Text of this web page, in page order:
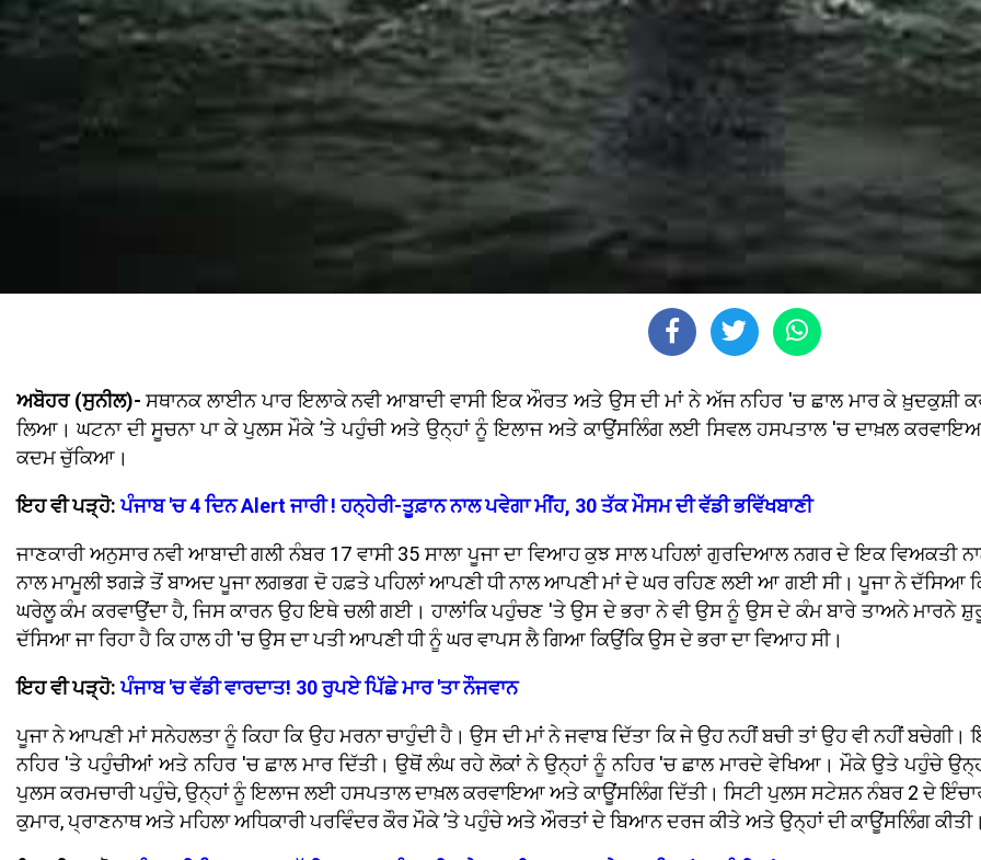
ਅਬੋਹਰ (ਸੁਨੀਲ)-ਸਥਾਨਕ ਲਾਈਨ ਪਾਰ ਇਲਾਕੇ ਨਵੀ ਆਬਾਦੀ ਵਾਸੀ ਇਕ ਔਰਤ ਅਤੇ ਉਸ ਦੀ ਮਾਂ ਨੇ ਅੱਜ ਨਹਿਰ 'ਚ ਛਾਲ ਮਾਰ ਕੇ ਖ਼ੁਦਕੁਸ਼ੀ
ਲਿਆ। ਘਟਨਾ ਦੀ ਸੂਚਨਾ ਪਾ ਕੇ ਪੁਲਸ ਮੌਕੇ ’ਤੇ ਪਹੁੰਚੀ ਅਤੇ ਉਨ੍ਹਾਂ ਨੂੰ ਇਲਾਜ ਅਤੇ ਕਾਉਂਸਲਿੰਗ ਲਈ ਸਿਵਲ ਹਸਪਤਾਲ 'ਚ ਦਾਖ਼ਲ
ਕਦਮ ਚੁੱਕਿਆ।
ਇਹ ਵੀ ਪੜ੍ਹੋ:ਪੰਜਾਬ 'ਚ 4 ਦਿਨ Alert ਜਾਰੀ ! ਹਨ੍ਹੇਰੀ-ਤੂਫ਼ਾਨ ਨਾਲ ਪਵੇਗਾ ਮੀਂਹ, 30 ਤੱਕ ਮੌਸਮ ਦੀ ਵੱਡੀ ਭਵਿੱਖਬਾਣੀ
ਜਾਣਕਾਰੀ ਅਨੁਸਾਰ ਨਵੀ ਆਬਾਦੀ ਗਲੀ ਨੰਬਰ 17 ਵਾਸੀ 35 ਸਾਲਾ ਪੂਜਾ ਦਾ ਵਿਆਹ ਕੁਝ ਸਾਲ ਪਹਿਲਾਂ ਗੁਰਦਿਆਲ ਨਗਰ ਦੇ ਇਕ ਵਿਅਕਤੀ
ਨਾਲ ਮਾਮੂਲੀ ਝਗੜੇ ਤੋਂ ਬਾਅਦ ਪੂਜਾ ਲਗਭਗ ਦੋ ਹਫ਼ਤੇ ਪਹਿਲਾਂ ਆਪਣੀ ਧੀ ਨਾਲ ਆਪਣੀ ਮਾਂ ਦੇ ਘਰ ਰਹਿਣ ਲਈ ਆ ਗਈ ਸੀ। ਪੂਜਾ ਨੇ ਦੱਸਿਆ
ਘਰੇਲੂ ਕੰਮ ਕਰਵਾਉਂਦਾ ਹੈ, ਜਿਸ ਕਾਰਨ ਉਹ ਇਥੇ ਚਲੀ ਗਈ। ਹਾਲਾਂਕਿ ਪਹੁੰਚਣ 'ਤੇ ਉਸ ਦੇ ਭਰਾ ਨੇ ਵੀ ਉਸ ਨੂੰ ਉਸ ਦੇ ਕੰਮ ਬਾਰੇ ਤਾਅਨੇ ਮਾਰਨੇ
ਦੱਸਿਆ ਜਾ ਰਿਹਾ ਹੈ ਕਿ ਹਾਲ ਹੀ 'ਚ ਉਸ ਦਾ ਪਤੀ ਆਪਣੀ ਧੀ ਨੂੰ ਘਰ ਵਾਪਸ ਲੈ ਗਿਆ ਕਿਉਂਕਿ ਉਸ ਦੇ ਭਰਾ ਦਾ ਵਿਆਹ ਸੀ।
ਇਹ ਵੀ ਪੜ੍ਹੋ:ਪੰਜਾਬ 'ਚ ਵੱਡੀ ਵਾਰਦਾਤ! 30 ਰੁਪਏ ਪਿੱਛੇ ਮਾਰ 'ਤਾ ਨੌਜਵਾਨ
ਪੂਜਾ ਨੇ ਆਪਣੀ ਮਾਂ ਸਨੇਹਲਤਾ ਨੂੰ ਕਿਹਾ ਕਿ ਉਹ ਮਰਨਾ ਚਾਹੁੰਦੀ ਹੈ। ਉਸ ਦੀ ਮਾਂ ਨੇ ਜਵਾਬ ਦਿੱਤਾ ਕਿ ਜੇ ਉਹ ਨਹੀਂ ਬਚੀ ਤਾਂ ਉਹ ਵੀ ਨਹੀਂ
ਨਹਿਰ 'ਤੇ ਪਹੁੰਚੀਆਂ ਅਤੇ ਨਹਿਰ 'ਚ ਛਾਲ ਮਾਰ ਦਿੱਤੀ। ਉਥੋਂ ਲੰਘ ਰਹੇ ਲੋਕਾਂ ਨੇ ਉਨ੍ਹਾਂ ਨੂੰ ਨਹਿਰ 'ਚ ਛਾਲ ਮਾਰਦੇ ਵੇਖਿਆ। ਮੌਕੇ ਉਤੇ ਪਹੁੰਚੇ
ਪੁਲਸ ਕਰਮਚਾਰੀ ਪਹੁੰਚੇ, ਉਨ੍ਹਾਂ ਨੂੰ ਇਲਾਜ ਲਈ ਹਸਪਤਾਲ ਦਾਖ਼ਲ ਕਰਵਾਇਆ ਅਤੇ ਕਾਊਂਸਲਿੰਗ ਦਿੱਤੀ। ਸਿਟੀ ਪੁਲਸ ਸਟੇਸ਼ਨ ਨੰਬਰ 2 ਦੇ
ਕੁਮਾਰ, ਪ੍ਰਾਣਨਾਥ ਅਤੇ ਮਹਿਲਾ ਅਧਿਕਾਰੀ ਪਰਵਿੰਦਰ ਕੌਰ ਮੌਕੇ ’ਤੇ ਪਹੁੰਚੇ ਅਤੇ ਔਰਤਾਂ ਦੇ ਬਿਆਨ ਦਰਜ ਕੀਤੇ ਅਤੇ ਉਨ੍ਹਾਂ ਦੀ ਕਾਊਂਸਲਿੰਗ ਕੀਤੀ।